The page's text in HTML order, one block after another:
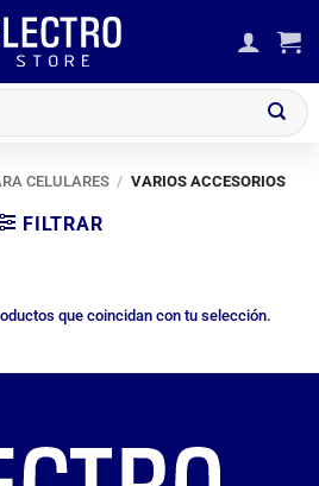
CELULARES / VARIOS ACCESORIOS
FILTRAR
que coincidan con tu selección.